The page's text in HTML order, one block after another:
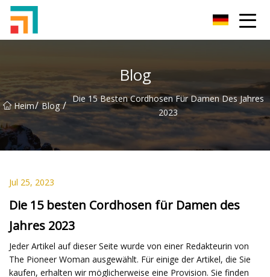
Blog
Heim/ Blog / Die 15 Besten Cordhosen Für Damen Des Jahres
2023
Jul 25, 2023
Die 15 besten Cordhosen für Damen des
Jahres 2023
Jeder Artikel auf dieser Seite wurde von einer Redakteurin von
The Pioneer Woman ausgewählt. Für einige der Artikel, die Sie
kaufen, erhalten wir möglicherweise eine Provision. Sie finden